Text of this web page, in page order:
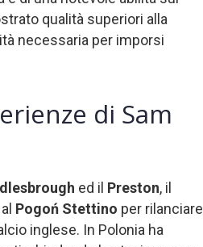
qualità superiori alla
necessaria per imporsi
di Sam
ed il Preston, il
Pogoń Stettino per rilanciare
inglese. In Polonia ha